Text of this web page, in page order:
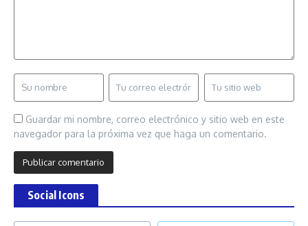
Guardar mi nombre, correo electrónico y sitio web en este
navegador para la próxima vez que haga un comentario.
Social Icons